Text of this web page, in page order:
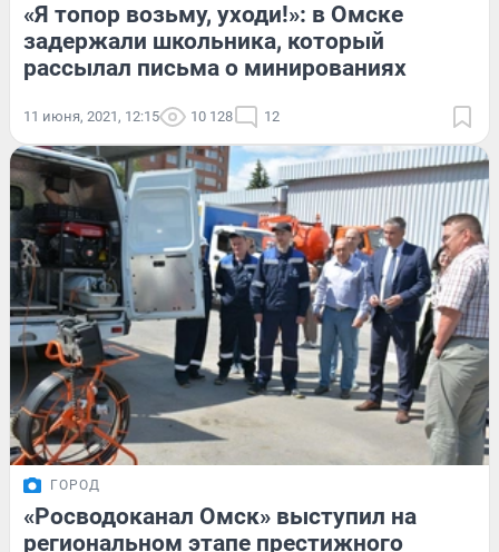
«Я топор возьму, уходи!»: в Омске
задержали школьника, который
рассылал письма о минированиях
11 июня, 2021, 12:15 10 128 12
ГОРОД
«Росводоканал Омск» выступил на
региональном этапе престижного